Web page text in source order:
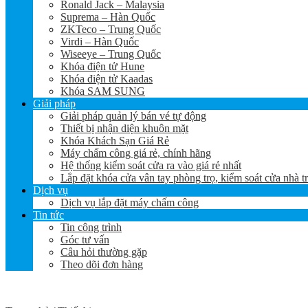
Ronald Jack – Malaysia
Suprema – Hàn Quốc
ZKTeco – Trung Quốc
Virdi – Hàn Quốc
Wiseeye – Trung Quốc
Khóa điện tử Hune
Khóa điện tử Kaadas
Khóa SAM SUNG
Giải pháp
Giải pháp quản lý bán vé tự động
Thiết bị nhận diện khuôn mặt
Khóa Khách Sạn Giá Rẻ
Máy chấm công giá rẻ, chính hãng
Hệ thống kiểm soát cửa ra vào giá rẻ nhất
Lắp đặt khóa cửa vân tay phòng trọ, kiểm soát cửa nhà
Dịch vụ
Dịch vụ lắp đặt máy chấm công
Tin tức
Tin công trình
Góc tư vấn
Câu hỏi thường gặp
Theo dõi đơn hàng